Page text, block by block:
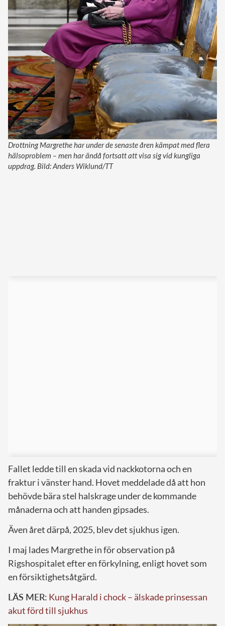
Drottning Margrethe har under de senaste åren kämpat med flera
hälsoproblem – men har ändå fortsatt att visa sig vid kungliga
uppdrag. Bild: Anders Wiklund/TT
Fallet ledde till en skada vid nackkotorna och en
fraktur i vänster hand. Hovet meddelade då att hon
behövde bära stel halskrage under de kommande
månaderna och att handen gipsades.
Även året därpå, 2025, blev det sjukhus igen.
I maj lades Margrethe in för observation på
Rigshospitalet efter en förkylning, enligt hovet som
en försiktighetsåtgärd.
LÄS MER: Kung Harald i chock – älskade prinsessan
akut förd till sjukhus